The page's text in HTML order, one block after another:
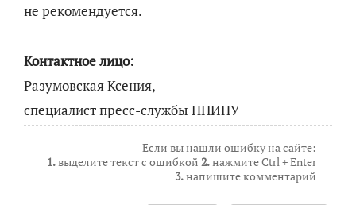
не рекомендуется.
Контактное лицо:
Разумовская Ксения,
специалист пресс-службы ПНИПУ
Если вы нашли ошибку на сайте:
1.выделите текст с ошибкой 2.нажмите Ctrl + Enter
3.напишите комментарий